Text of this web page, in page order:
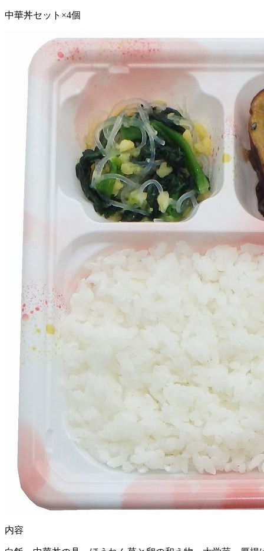
中華丼セット×4個
内容